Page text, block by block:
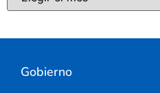
Gobierno